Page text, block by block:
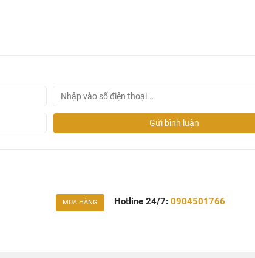
Gửi bình luận
MUA HÀNG Hotline 24/7:0904501766